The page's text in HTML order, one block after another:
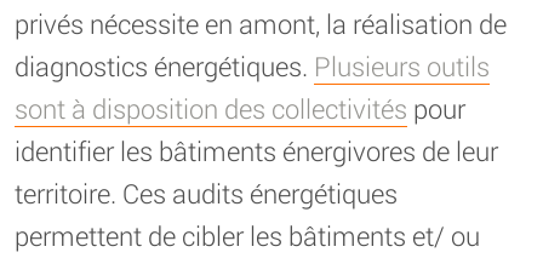
privés nécessite en amont, la réalisation de
diagnostics énergétiques. Plusieurs outils
sont à disposition des collectivités pour
identifier les bâtiments énergivores de leur
territoire. Ces audits énergétiques
permettent de cibler les bâtiments et/ ou